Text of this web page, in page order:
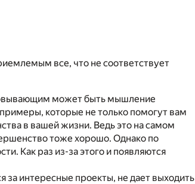
все, что не соответствует
может быть мышление
которые не только помогут вам
в вашей жизни. Ведь это на самом
тоже хорошо. Однако по
Как раз из-за этого и появляются
за интересные проекты, не дает выходить